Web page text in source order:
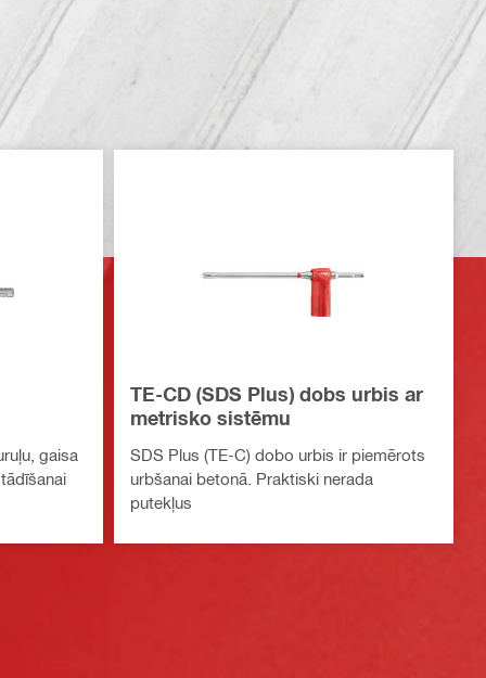
gaisa
TE-CD (SDS Plus) dobs urbis ar
metrisko sistēmu
SDS Plus (TE-C) dobo urbis ir piemērots
urbšanai betonā. Praktiski nerada
putekļus